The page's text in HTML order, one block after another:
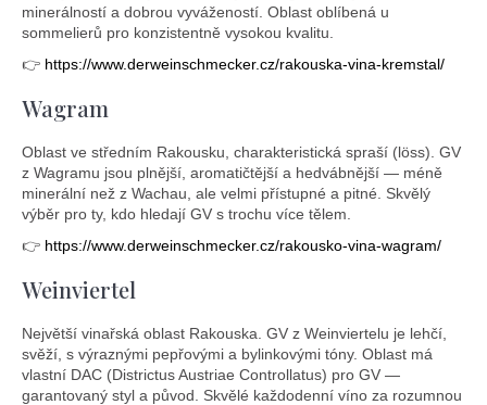
minerálností a dobrou vyvážeností. Oblast oblíbená u
sommelierů pro konzistentně vysokou kvalitu.
👉 https://www.derweinschmecker.cz/rakouska-vina-kremstal/
Wagram
Oblast ve středním Rakousku, charakteristická spraší (löss). GV
z Wagramu jsou plnější, aromatičtější a hedvábnější — méně
minerální než z Wachau, ale velmi přístupné a pitné. Skvělý
výběr pro ty, kdo hledají GV s trochu více tělem.
👉 https://www.derweinschmecker.cz/rakousko-vina-wagram/
Weinviertel
Největší vinařská oblast Rakouska. GV z Weinviertelu je lehčí,
svěží, s výraznými pepřovými a bylinkovými tóny. Oblast má
vlastní DAC (Districtus Austriae Controllatus) pro GV —
garantovaný styl a původ. Skvělé každodenní víno za rozumnou